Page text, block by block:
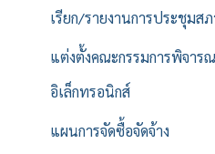
เรียก/รายงานการประชุมส
แต่งตั้งคณะกรรมการพิจาร
อิเล็กทรอนิกส์
แผนการจัดซื้อจัดจ้าง